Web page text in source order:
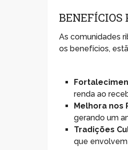
BENEFÍCIOS
As comunidades
os benefícios,
renda ao
Melhora nos
gerando um
Tradições
que